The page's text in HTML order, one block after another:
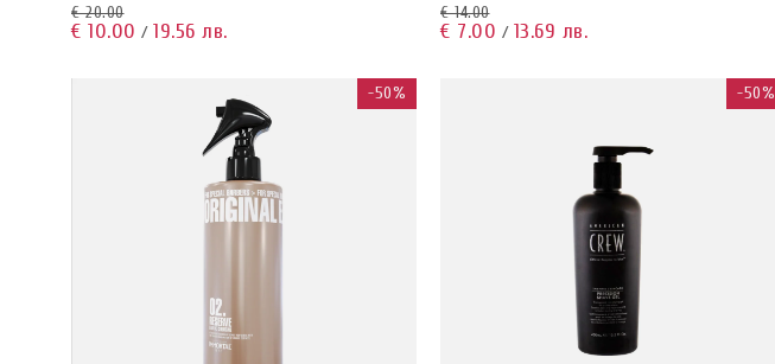
€ 20.00
€ 10.00 / 19.56 лв.
€ 14.00
€ 7.00 / 13.69 лв.
-50% -50%